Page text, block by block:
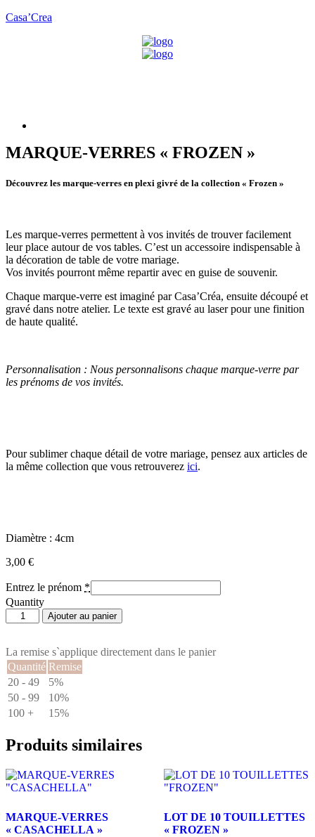
Casa’Crea
MARQUE-VERRES « FROZEN »
Découvrez les marque-verres en plexi givré de la collection « Frozen »
Les marque-verres permettent à vos invités de trouver facilement
leur place autour de vos tables. C’est un accessoire indispensable à
la décoration de table de votre mariage.
Vos invités pourront même repartir avec en guise de souvenir.
Chaque marque-verre est imaginé par Casa’Créa, ensuite découpé et
gravé dans notre atelier. Le texte est gravé au laser pour une finition
de haute qualité.
Personnalisation : Nous personnalisons chaque marque-verre par
les prénoms de vos invités.
Pour sublimer chaque détail de votre mariage, pensez aux articles de
la même collection que vous retrouverez ici.
Diamètre : 4cm
3,00 €
Entrez le prénom *
Quantity
quantité
de
VERRES
"FROZEN"
Ajouter au panier
La remise s`applique directement dans le panier
Quantité Remise
20 - 49
5%
50 - 99
10%
100 +
15%
Produits similaires
MARQUE-VERRES
« CASACHELLA »
LOT DE 10 TOUILLETTES
« FROZEN »